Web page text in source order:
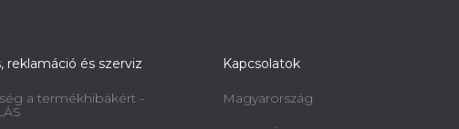
reklamáció és szerviz
a termékhibákért -
Kapcsolatok
Magyarország